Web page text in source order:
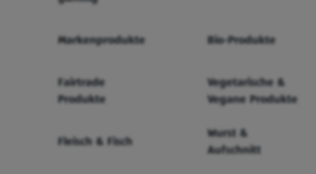
Markenprodukte Bio-Produkte
Fairtrade
Produkte
Vegetarische &
Vegane Produkte
Fleisch & Fisch
Wurst &
Aufschnitt